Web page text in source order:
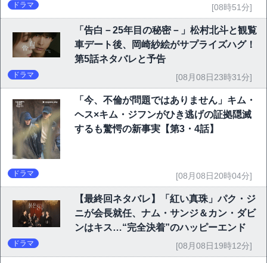
ドラマ [08時51分]
「告白－25年目の秘密－」松村北斗と観覧
車デート後、岡崎紗絵がサプライズハグ！
第5話ネタバレと予告
ドラマ [08月08日23時31分]
「今、不倫が問題ではありません」キム・
ヘス×キム・ジフンがひき逃げの証拠隠滅
するも驚愕の新事実【第3・4話】
ドラマ [08月08日20時04分]
【最終回ネタバレ】「紅い真珠」パク・ジ
ニが会長就任、ナム・サンジ＆カン・ダビ
ンはキス…“完全決着”のハッピーエンド
ドラマ [08月08日19時12分]